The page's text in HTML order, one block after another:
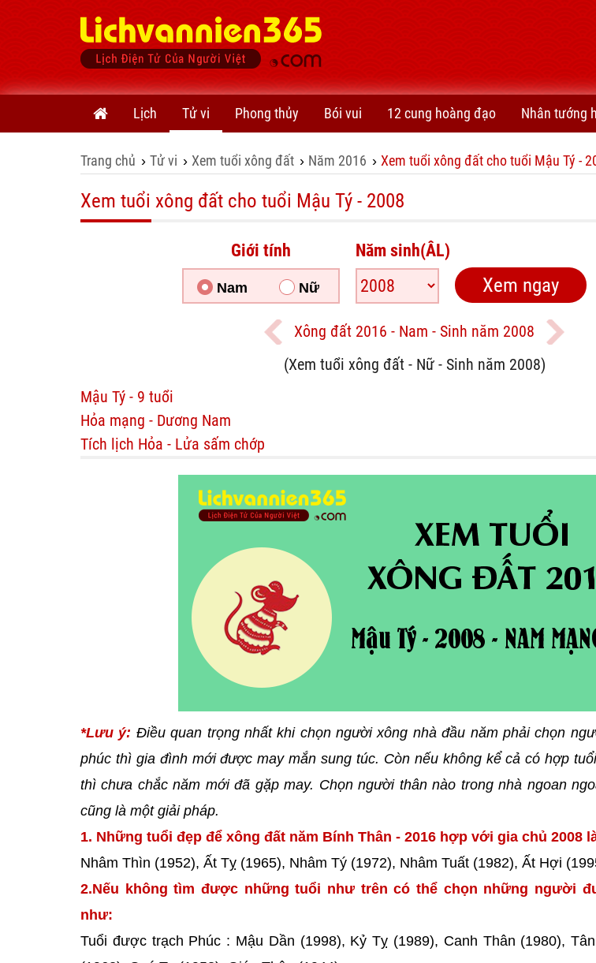
Lịch Tử vi Phong thủy Bói vui 12 cung hoàng đạo Nhân tướng
Trang chủ › Tử vi › Xem tuổi xông đất › Năm 2016 › Xem tuổi xông đất cho tuổi Mậu Tý -
Xem tuổi xông đất cho tuổi Mậu Tý - 2008
Giới tính
Nam Nữ
Năm sinh(ÂL)
Xông đất 2016 - Nam - Sinh năm 2008
(Xem tuổi xông đất - Nữ - Sinh năm 2008)
Mậu Tý - 9 tuổi
Hỏa mạng - Dương Nam
Tích lịch Hỏa - Lửa sấm chớp
*Lưu ý: Điều quan trọng nhất khi chọn người xông nhà đầu năm phải chọn
phúc thì gia đình mới được may mắn sung túc. Còn nếu không kể cả có hợp
thì chưa chắc năm mới đã gặp may. Chọn người thân nào trong nhà ngoan
cũng là một giải pháp.
1. Những tuổi đẹp để xông đất năm Bính Thân - 2016 hợp với gia chủ 2008
Nhâm Thìn (1952), Ất Tỵ (1965), Nhâm Tý (1972), Nhâm Tuất (1982), Ất Hợi
2.Nếu không tìm được những tuổi như trên có thể chọn những người
như:
Tuổi được trạch Phúc : Mậu Dần (1998), Kỷ Tỵ (1989), Canh Thân (1980),